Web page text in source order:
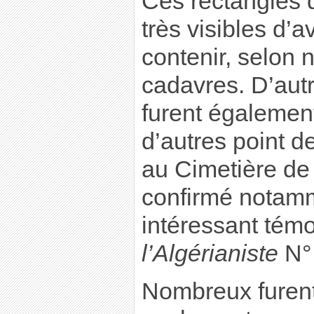
très visibles
contenir, selon
cadavres.
furent
d’autres point
au Cimetière
confirmé
intéressant
l’Algérianiste
Nombreux